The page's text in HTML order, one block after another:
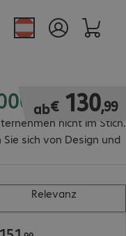
Drucker
nicht im Stich.
sich von Design und
ab€ 130,99
€ 130,99
Relevanz